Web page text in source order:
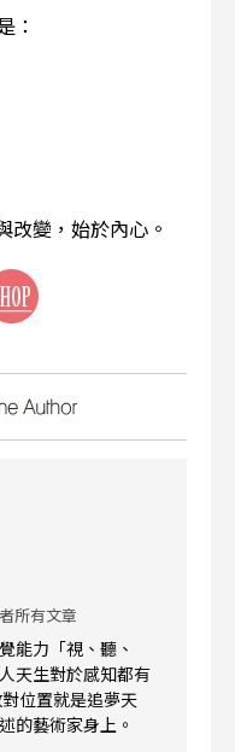
：
改變，始於內心。
所有文章
能力「視、聽、
天生對於感知都有
位置就是追夢天
的藝術家身上。